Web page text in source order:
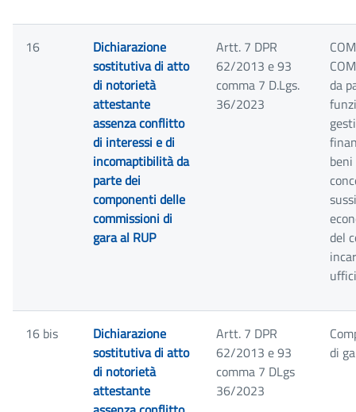
16
Dichiarazione
sostitutiva di atto
di notorietà
attestante
assenza conflitto
di interessi e di
incomaptibilità da
parte dei
componenti delle
commissioni di
gara al RUP
Artt. 7 DPR
62/2013 e 93
comma 7 D.Lgs.
36/2023
da
del
16 bis
Dichiarazione
sostitutiva di atto
di notorietà
attestante
Artt. 7 DPR
62/2013 e 93
comma 7 DLgs
36/2023
di